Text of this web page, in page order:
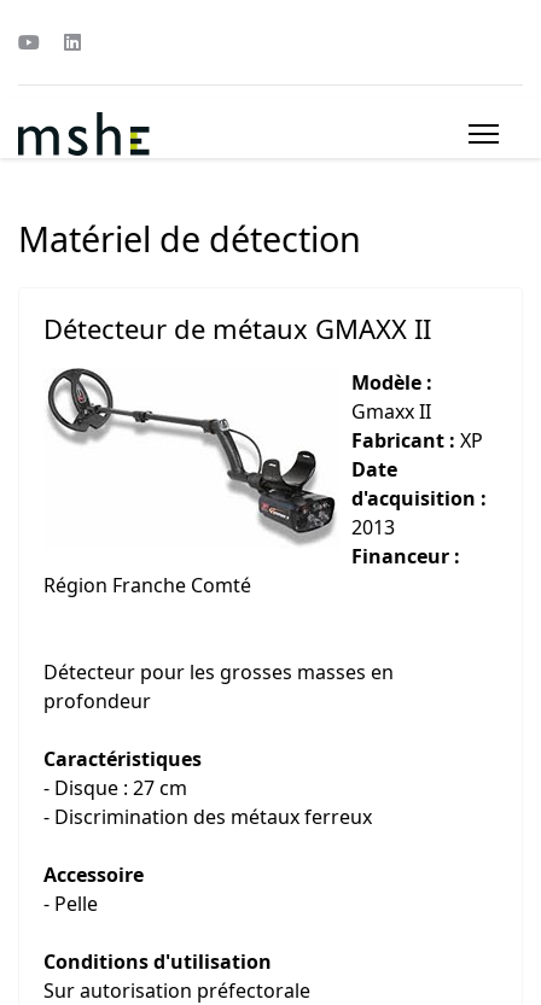
Matériel de détection
Détecteur de métaux GMAXX II
Modèle :
Gmaxx II
Fabricant : XP
Date
d'acquisition :
2013
Financeur :
Région Franche Comté
Détecteur pour les grosses masses en
profondeur
Caractéristiques
- Disque : 27 cm
- Discrimination des métaux ferreux
Accessoire
- Pelle
Conditions d'utilisation
Sur autorisation préfectorale